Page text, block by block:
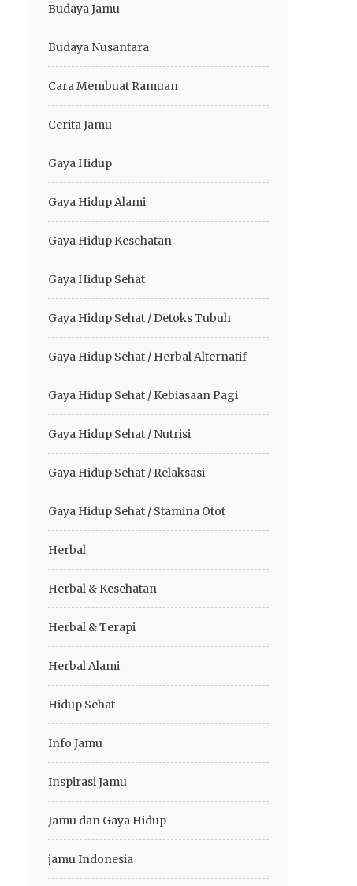
Budaya Jamu
Budaya Nusantara
Cara Membuat Ramuan
Cerita Jamu
Gaya Hidup
Gaya Hidup Alami
Gaya Hidup Kesehatan
Gaya Hidup Sehat
Gaya Hidup Sehat / Detoks Tubuh
Gaya Hidup Sehat / Herbal Alternatif
Gaya Hidup Sehat / Kebiasaan Pagi
Gaya Hidup Sehat / Nutrisi
Gaya Hidup Sehat / Relaksasi
Gaya Hidup Sehat / Stamina Otot
Herbal
Herbal & Kesehatan
Herbal & Terapi
Herbal Alami
Hidup Sehat
Info Jamu
Inspirasi Jamu
Jamu dan Gaya Hidup
jamu Indonesia